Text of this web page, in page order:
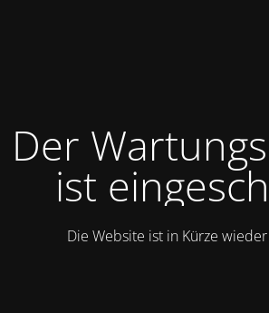
Der
ist
Die Website ist in Kürze